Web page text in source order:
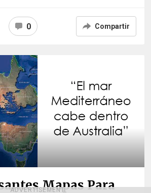
0 Compartir
Mapas Para
ADVERTISEMENT